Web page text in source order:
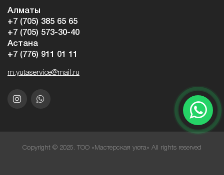
Алматы
+7 (705) 385 65 65
+7 (705) 573-30-40
Астана
+7 (776) 911 01 11
m.yutaservice@mail.ru
Copyright © 2025. ТОО «Мастерская уюта» All rights reserved